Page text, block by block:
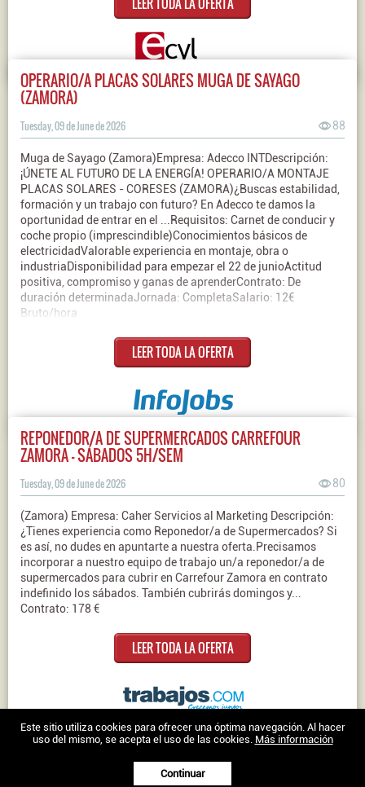
OPERARIO/A PLACAS SOLARES MUGA DE SAYAGO
(ZAMORA)
Tuesday, 09 de June de 2026 88
Muga de Sayago (Zamora)Empresa: Adecco INTDescripción:
¡ÚNETE AL FUTURO DE LA ENERGÍA! OPERARIO/A MONTAJE
PLACAS SOLARES - CORESES (ZAMORA)¿Buscas estabilidad,
formación y un trabajo con futuro? En Adecco te damos la
oportunidad de entrar en el ...Requisitos: Carnet de conducir y
coche propio (imprescindible)Conocimientos básicos de
electricidadValorable experiencia en montaje, obra o
industriaDisponibilidad para empezar el 22 de junioActitud
positiva, compromiso y ganas de aprenderContrato: De
duración determinadaJornada: CompletaSalario: 12€
Bruto/hora
LEER TODA LA OFERTA
REPONEDOR/A DE SUPERMERCADOS CARREFOUR
ZAMORA - SÁBADOS 5H/SEM
Tuesday, 09 de June de 2026 80
(Zamora) Empresa: Caher Servicios al Marketing Descripción:
¿Tienes experiencia como Reponedor/a de Supermercados? Si
es así, no dudes en apuntarte a nuestra oferta.Precisamos
incorporar a nuestro equipo de trabajo un/a reponedor/a de
supermercados para cubrir en Carrefour Zamora en contrato
indefinido los sábados. También cubrirás domingos y...
Contrato: 178 €
LEER TODA LA OFERTA
Nosotros|Contacto| Ofertas en Twitter|Aviso legal|Política de
Trabajo en Zamora © 2026 -
Este sitio utiliza cookies para ofrecer una óptima navegación. Al hacer
uso del mismo, se acepta el uso de las cookies. Más información
Continuar